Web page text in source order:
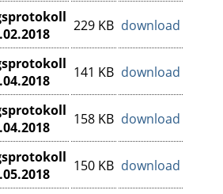
229 KB download
141 KB download
158 KB download
150 KB download